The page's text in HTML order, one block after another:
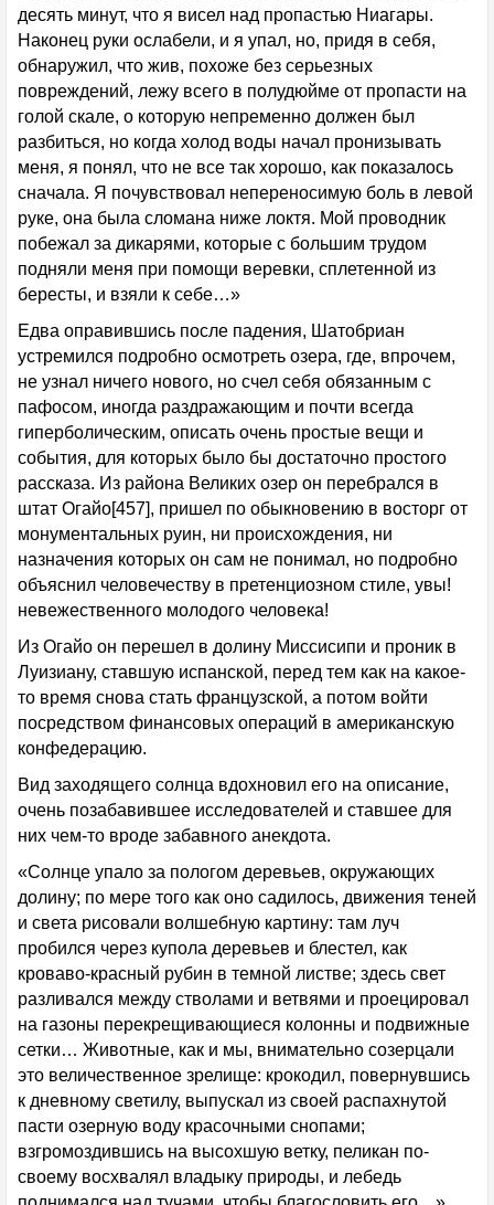
десять минут, что я висел над пропастью Ниагары.
Наконец руки ослабели, и я упал, но, придя в себя,
обнаружил, что жив, похоже без серьезных
повреждений, лежу всего в полудюйме от пропасти на
голой скале, о которую непременно должен был
разбиться, но когда холод воды начал пронизывать
меня, я понял, что не все так хорошо, как показалось
сначала. Я почувствовал непереносимую боль в левой
руке, она была сломана ниже локтя. Мой проводник
побежал за дикарями, которые с большим трудом
подняли меня при помощи веревки, сплетенной из
бересты, и взяли к себе…»
Едва оправившись после падения, Шатобриан
устремился подробно осмотреть озера, где, впрочем,
не узнал ничего нового, но счел себя обязанным с
пафосом, иногда раздражающим и почти всегда
гиперболическим, описать очень простые вещи и
события, для которых было бы достаточно простого
рассказа. Из района Великих озер он перебрался в
штат Огайо[457], пришел по обыкновению в восторг от
монументальных руин, ни происхождения, ни
назначения которых он сам не понимал, но подробно
объяснил человечеству в претенциозном стиле, увы!
невежественного молодого человека!
Из Огайо он перешел в долину Миссисипи и проник в
Луизиану, ставшую испанской, перед тем как на какое-
то время снова стать французской, а потом войти
посредством финансовых операций в американскую
конфедерацию.
Вид заходящего солнца вдохновил его на описание,
очень позабавившее исследователей и ставшее для
них чем-то вроде забавного анекдота.
«Солнце упало за пологом деревьев, окружающих
долину; по мере того как оно садилось, движения теней
и света рисовали волшебную картину: там луч
пробился через купола деревьев и блестел, как
кроваво-красный рубин в темной листве; здесь свет
разливался между стволами и ветвями и проецировал
на газоны перекрещивающиеся колонны и подвижные
сетки… Животные, как и мы, внимательно созерцали
это величественное зрелище: крокодил, повернувшись
к дневному светилу, выпускал из своей распахнутой
пасти озерную воду красочными снопами;
взгромоздившись на высохшую ветку, пеликан по-
своему восхвалял владыку природы, и лебедь